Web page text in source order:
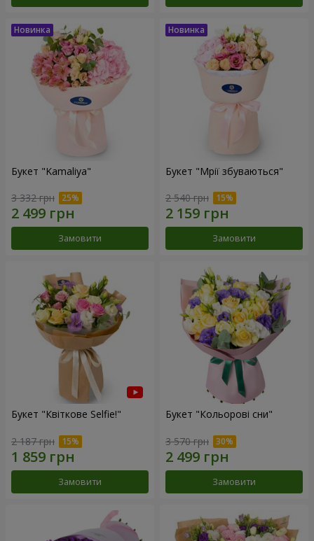
Букет "Kamaliya"
3 332 грн
Замовити
Букет "Мрії збуваються"
2 540 грн
Замовити
Букет "Квіткове Selfie!"
2 187 грн
Замовити
Букет "Кольорові сни"
3 570 грн
Замовити